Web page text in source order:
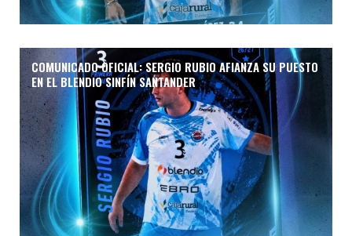
COMUNICADO OFICIAL: SERGIO RUBIO AFIANZA SU PUESTO
EN EL BLENDIO SINFÍN SANTANDER